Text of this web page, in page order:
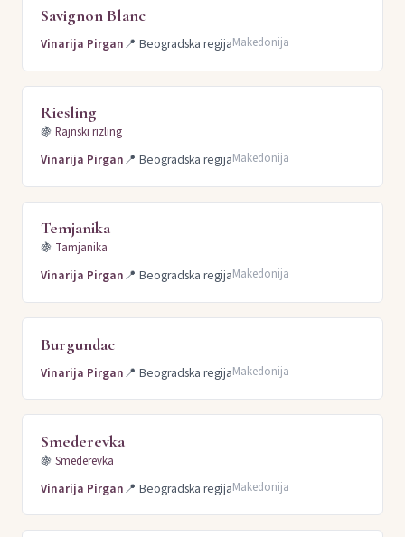
Savignon Blanc
Vinarija Pirgan📍 Beogradska regijaMakedonija
Riesling
🍇 Rajnski rizling
Vinarija Pirgan📍 Beogradska regijaMakedonija
Temjanika
🍇 Tamjanika
Vinarija Pirgan📍 Beogradska regijaMakedonija
Burgundac
Vinarija Pirgan📍 Beogradska regijaMakedonija
Smederevka
🍇 Smederevka
Vinarija Pirgan📍 Beogradska regijaMakedonija